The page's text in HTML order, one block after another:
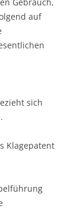
auf
sich
Klagepatent